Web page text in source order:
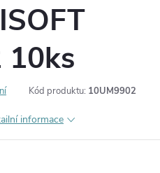
10ks
Kód produktu: 10UM9902
informace